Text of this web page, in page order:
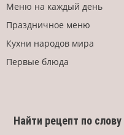
Меню на каждый день
Праздничное меню
Кухни народов мира
Первые блюда
Найти рецепт по слову